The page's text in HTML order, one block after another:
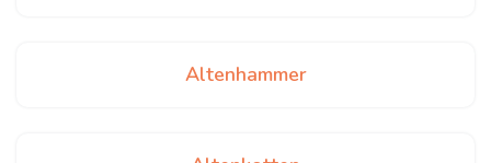
Altenhammer